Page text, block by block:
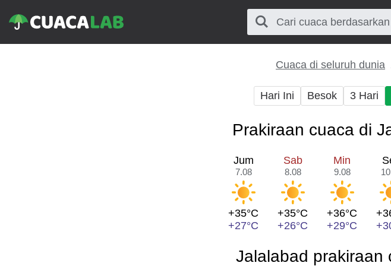
Cuaca di seluruh dunia
Hari Ini Besok 3 Hari
Prakiraan cuaca di
Jum
7.08
+35°C
+27°C
Sab
8.08
+35°C
+26°C
Min
9.08
+36°C
+29°C
Jalalabad prakiraan